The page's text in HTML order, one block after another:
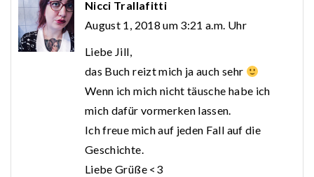
Nicci Trallafitti
August 1, 2018 um 3:21 a.m. Uhr
Liebe Jill,
das Buch reizt mich ja auch sehr
Wenn ich mich nicht täusche habe ich
mich dafür vormerken lassen.
Ich freue mich auf jeden Fall auf die
Geschichte.
Liebe Grüße <3